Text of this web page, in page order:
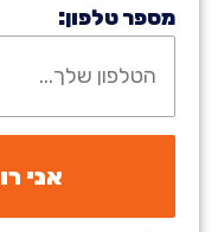
מספר טלפון: